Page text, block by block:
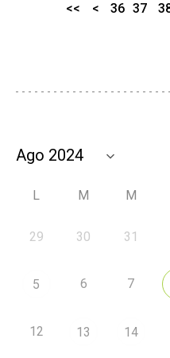
<< < 36 37
L M M
29 30 31
5 6 7
12 13 14